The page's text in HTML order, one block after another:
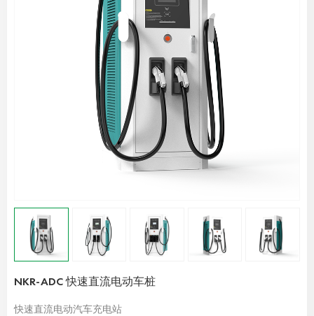
NKR-ADC 快速直流电动车桩
快速直流电动汽车充电站